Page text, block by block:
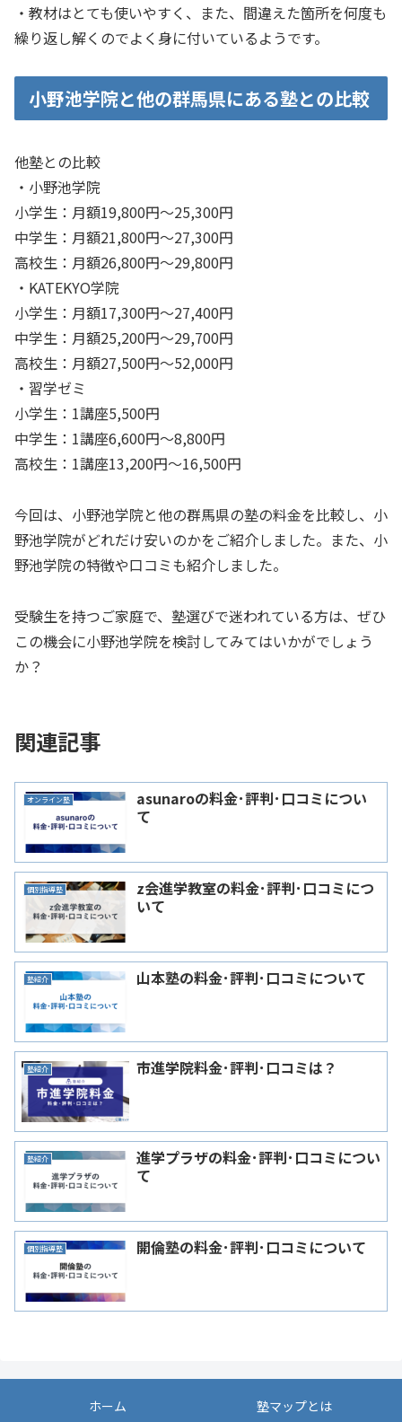
・教材はとても使いやすく、また、間違えた箇所を何度も
繰り返し解くのでよく身に付いているようです。
小野池学院と他の群馬県にある塾との比較
他塾との比較
・小野池学院
小学生：月額19,800円〜25,300円
中学生：月額21,800円〜27,300円
高校生：月額26,800円〜29,800円
・KATEKYO学院
小学生：月額17,300円〜27,400円
中学生：月額25,200円〜29,700円
高校生：月額27,500円〜52,000円
・習学ゼミ
小学生：1講座5,500円
中学生：1講座6,600円〜8,800円
高校生：1講座13,200円〜16,500円
今回は、小野池学院と他の群馬県の塾の料金を比較し、小
野池学院がどれだけ安いのかをご紹介しました。また、小
野池学院の特徴や口コミも紹介しました。
受験生を持つご家庭で、塾選びで迷われている方は、ぜひ
この機会に小野池学院を検討してみてはいかがでしょう
か？
関連記事
オンライン塾
asunaroの料金･評判･口コミについ
て
個別指導塾
z会進学教室の料金･評判･口コミにつ
いて
塾紹介 山本塾の料金･評判･口コミについて
塾紹介 市進学院料金･評判･口コミは？
塾紹介
進学プラザの料金･評判･口コミについ
て
個別指導塾 開倫塾の料金･評判･口コミについて
ホーム 塾マップとは